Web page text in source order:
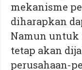
mekanisme
diharapkan
Namun untuk
tetap akan
perusahaan-